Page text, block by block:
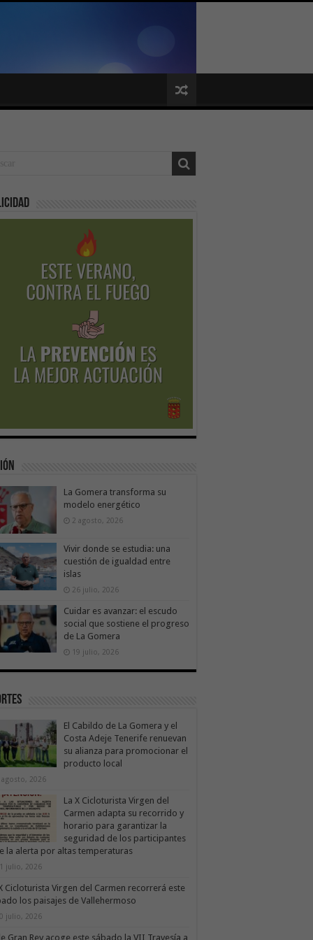
La Gomera transforma su
modelo energético
2 agosto, 2026
Vivir donde se estudia: una
cuestión de igualdad entre
islas
26 julio, 2026
Cuidar es avanzar: el escudo
social que sostiene el progreso
de La Gomera
19 julio, 2026
El Cabildo de La Gomera y el
Costa Adeje Tenerife renuevan
su alianza para promocionar el
producto local
agosto, 2026
La X Cicloturista Virgen del
Carmen adapta su recorrido y
horario para garantizar la
seguridad de los participantes
la alerta por altas temperaturas
julio, 2026
Cicloturista Virgen del Carmen recorrerá este
los paisajes de Vallehermoso
julio, 2026
Gran Rey acoge este sábado la VII Travesía a